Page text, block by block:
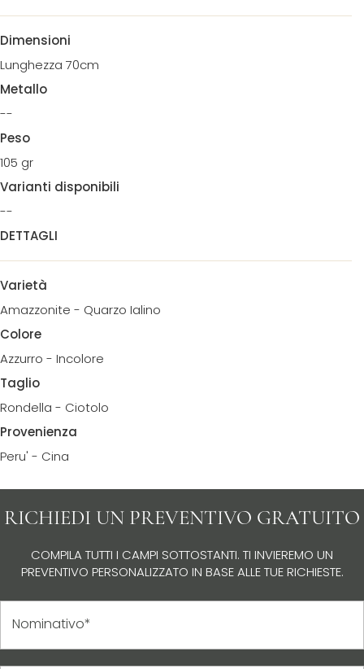
Dimensioni
Lunghezza 70cm
Metallo
--
Peso
105 gr
Varianti disponibili
--
DETTAGLI
Varietà
Amazzonite - Quarzo Ialino
Colore
Azzurro - Incolore
Taglio
Rondella - Ciotolo
Provenienza
Peru' - Cina
RICHIEDI UN PREVENTIVO GRATUITO
COMPILA TUTTI I CAMPI SOTTOSTANTI. TI INVIEREMO UN
PREVENTIVO PERSONALIZZATO IN BASE ALLE TUE RICHIESTE.
Nominativo*